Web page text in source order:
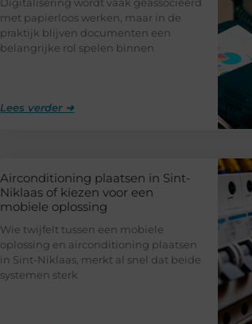
met papierloos werken, maar in de
praktijk blijven documenten een
belangrijke rol spelen binnen
Lees verder ➜
Airconditioning plaatsen in Sint-
Niklaas of kiezen voor een
mobiele oplossing
Wie twijfelt tussen een mobiele
oplossing en airconditioning plaatsen
in Sint-Niklaas, merkt al snel dat beide
systemen sterk